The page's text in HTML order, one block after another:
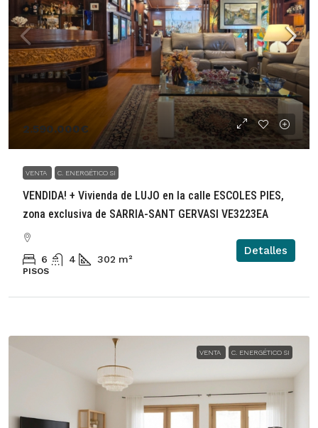
2.590.000€
VENTA C. ENERGÉTICO SI
VENDIDA! + Vivienda de LUJO en la calle ESCOLES PIES,
zona exclusiva de SARRIA-SANT GERVASI VE3223EA
6 4 302 m²
PISOS
Detalles
VENTA C. ENERGÉTICO SI